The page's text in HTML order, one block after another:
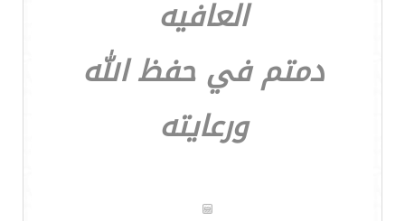
العافيه
دمتم في حفظ الله
ورعايته